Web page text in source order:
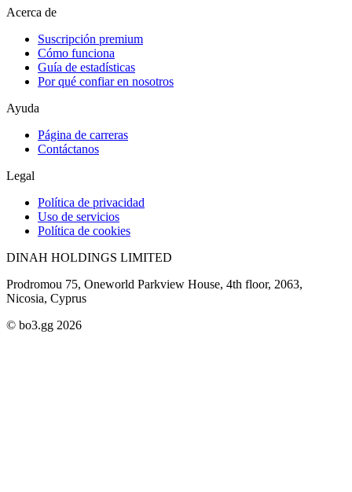
Acerca de
Suscripción premium
Cómo funciona
Guía de estadísticas
Por qué confiar en nosotros
Ayuda
Página de carreras
Contáctanos
Legal
Política de privacidad
Uso de servicios
Política de cookies
DINAH HOLDINGS LIMITED
Prodromou 75, Oneworld Parkview House, 4th floor, 2063,
Nicosia, Cyprus
© bo3.gg 2026